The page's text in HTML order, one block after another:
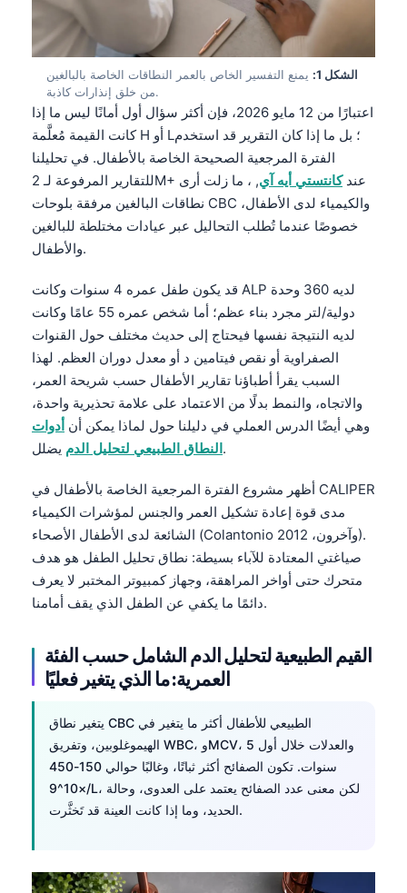
الشكل 1:
يمنع التفسير الخاص بالعمر النطاقات الخاصة بالبالغين
من خلق إنذارات كاذبة.
اعتبارًا من 12 مايو 2026، فإن أكثر سؤال أول أمانًا ليس ما إذا
كانت القيمة مُعلَّمة H أو L؛ بل ما إذا كان التقرير قد استخدم
الفترة المرجعية الصحيحة الخاصة بالأطفال. في تحليلنا
للتقارير المرفوعة لـ 2M+ عندكانتستي أيه آي, ، ما زلت أرى
CBC
خصوصًا عندما تُطلب التحاليل عبر عيادات مختلطة للبالغين
والأطفال.
قد يكون طفل عمره 4 سنوات وكانت ALP لديه 360 وحدة
دولية/لتر مجرد بناء عظم؛ أما شخص عمره 55 عامًا وكانت
لديه النتيجة نفسها فيحتاج إلى حديث مختلف حول القنوات
الصفراوية أو نقص فيتامين د أو معدل دوران العظم. لهذا
السبب يقرأ أطباؤنا تقارير الأطفال حسب شريحة العمر،
والاتجاه، والنمط بدلًا من الاعتماد على علامة تحذيرية واحدة،
وهي أيضًا الدرس العملي في دليلنا حول لماذا يمكن أن أدوات
النطاق الطبيعي لتحليل الدميضلل.
أظهر مشروع الفترة المرجعية الخاصة بالأطفال في CALIPER
مدى قوة إعادة تشكيل العمر والجنس لمؤشرات الكيمياء
الشائعة لدى الأطفال الأصحاء (Colantonio وآخرون، 2012).
صياغتي المعتادة للآباء بسيطة: نطاق تحليل الطفل هو هدف
متحرك حتى أواخر المراهقة، وجهاز كمبيوتر المختبر لا يعرف
دائمًا ما يكفي عن الطفل الذي يقف أمامنا.
القيم الطبيعية لتحليل الدم الشامل حسب الفئة
العمرية: ما الذي يتغير فعليًا
CBC
الهيموغلوبين، وتفريق WBC، وMCV، والعدلات خلال أول 5
سنوات. تكون الصفائح أكثر ثباتًا، وغالبًا حوالي 150-450
×10^9/L، لكن معنى عدد الصفائح يعتمد على العدوى، وحالة
الحديد، وما إذا كانت العينة قد تَخثَّرت.